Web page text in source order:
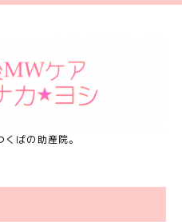
ばの助産院。